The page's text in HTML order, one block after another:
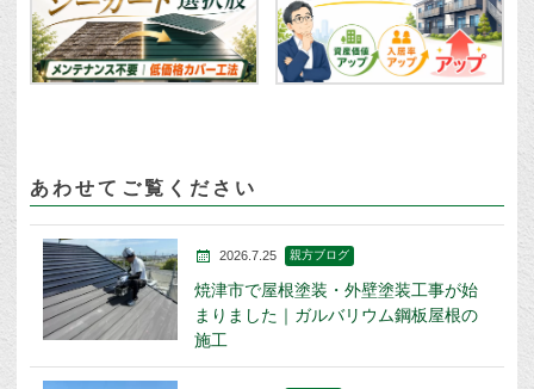
あわせてご覧ください
2026.7.25 親方ブログ
焼津市で屋根塗装・外壁塗装工事が始
まりました｜ガルバリウム鋼板屋根の
施工